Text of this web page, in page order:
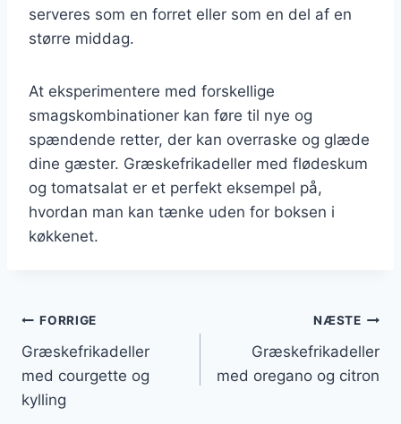
serveres som en forret eller som en del af en
større middag.
At eksperimentere med forskellige
smagskombinationer kan føre til nye og
spændende retter, der kan overraske og glæde
dine gæster. Græskefrikadeller med flødeskum
og tomatsalat er et perfekt eksempel på,
hvordan man kan tænke uden for boksen i
køkkenet.
Indlægsnavigation
FORRIGE
Græskefrikadeller
med courgette og
kylling
NÆSTE
Græskefrikadeller
med oregano og citron